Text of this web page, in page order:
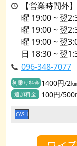
【営業時間外
曜 19:00 ~ 翌
曜 19:00 ~ 翌
曜 19:00 ~ 翌
日 18:30 ~ 翌
096-348-7077
初乗り料金 1400円/2㎞
追加料金 100円/
CASH